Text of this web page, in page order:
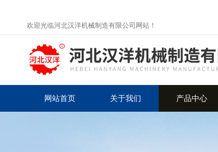
欢迎光临河北汉洋机械制造有限公司网站！
网站首页 关于我们 产品中心